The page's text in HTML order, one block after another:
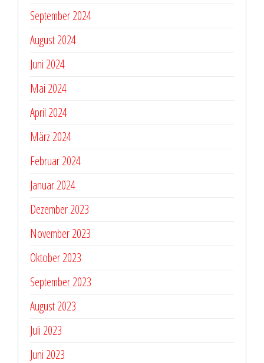
September 2024
August 2024
Juni 2024
Mai 2024
April 2024
März 2024
Februar 2024
Januar 2024
Dezember 2023
November 2023
Oktober 2023
September 2023
August 2023
Juli 2023
Juni 2023